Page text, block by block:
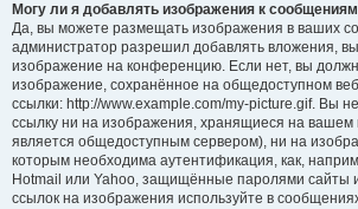
Могу ли я добавлять изображения к
Да, вы можете размещать изображения в ваших
администратор разрешил добавлять вложения,
изображение на конференцию. Если нет, вы
изображение, сохранённое на общедоступном
ссылки: http://www.example.com/my-picture.gif. Вы
ссылку ни на изображения, хранящиеся на вашем
является общедоступным сервером), ни на
которым необходима аутентификация, как,
Hotmail или Yahoo, защищённые паролями сайты
ссылок на изображения используйте в